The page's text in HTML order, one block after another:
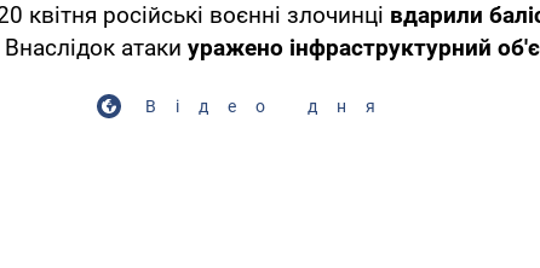
квітня російські воєнні злочинці вдарили
Внаслідок атаки уражено інфраструктурний
Відео дня